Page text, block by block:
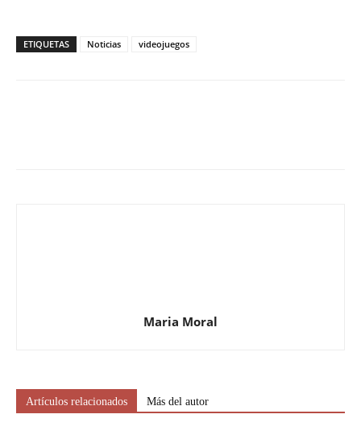
ETIQUETAS Noticias videojuegos
Maria Moral
Artículos relacionados Más del autor